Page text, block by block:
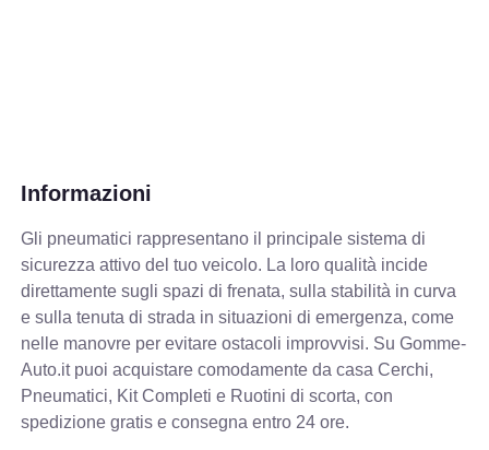
Informazioni
Gli pneumatici rappresentano il principale sistema di
sicurezza attivo del tuo veicolo. La loro qualità incide
direttamente sugli spazi di frenata, sulla stabilità in curva
e sulla tenuta di strada in situazioni di emergenza, come
nelle manovre per evitare ostacoli improvvisi. Su Gomme-
Auto.it puoi acquistare comodamente da casa Cerchi,
Pneumatici, Kit Completi e Ruotini di scorta, con
spedizione gratis e consegna entro 24 ore.